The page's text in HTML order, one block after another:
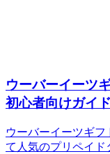
ウーバーイーツ
初心者向けガイド
ウーバーイーツギ
て人気のプリペイド